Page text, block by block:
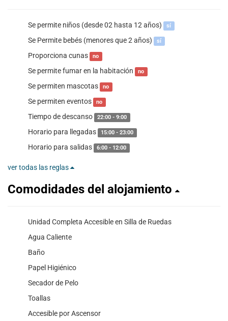
Se permite niños (desde 02 hasta 12 años) sí
Se Permite bebés (menores que 2 años) sí
Proporciona cunas no
Se permite fumar en la habitación no
Se permiten mascotas no
Se permiten eventos no
Tiempo de descanso 22:00 - 9:00
Horario para llegadas 15:00 - 23:00
Horario para salidas 6:00 - 12:00
ver todas las reglas
Comodidades del alojamiento
Unidad Completa Accesible en Silla de Ruedas
Agua Caliente
Baño
Papel Higiénico
Secador de Pelo
Toallas
Accesible por Ascensor